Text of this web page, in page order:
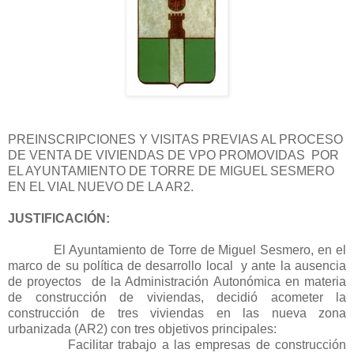
PREINSCRIPCIONES Y VISITAS PREVIAS AL PROCESO
DE VENTA DE VIVIENDAS DE VPO PROMOVIDAS
POR
EL AYUNTAMIENTO DE TORRE DE MIGUEL SESMERO
EN EL VIAL NUEVO DE LA AR2.
JUSTIFICACIÓN:
El Ayuntamiento de Torre de Miguel Sesmero, en el
marco de su política de desarrollo local
y ante la ausencia
de proyectos
de la Administración Autonómica en materia
de construcción de viviendas, decidió acometer la
construcción de tres viviendas en las nueva zona
urbanizada (AR2) con tres objetivos principales:
Facilitar trabajo a las empresas de construcción